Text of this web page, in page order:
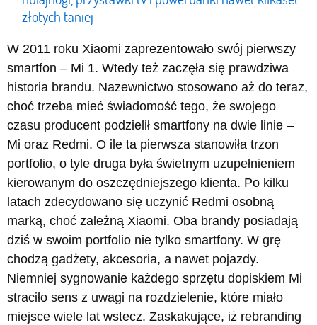
złotych taniej
W 2011 roku Xiaomi zaprezentowało swój pierwszy
smartfon – Mi 1. Wtedy też zaczęła się prawdziwa
historia brandu. Nazewnictwo stosowano aż do teraz,
choć trzeba mieć świadomość tego, że swojego
czasu producent podzielił smartfony na dwie linie –
Mi oraz Redmi. O ile ta pierwsza stanowiła trzon
portfolio, o tyle druga była świetnym uzupełnieniem
kierowanym do oszczędniejszego klienta. Po kilku
latach zdecydowano się uczynić Redmi osobną
marką, choć zależną Xiaomi. Oba brandy posiadają
dziś w swoim portfolio nie tylko smartfony. W grę
chodzą gadżety, akcesoria, a nawet pojazdy.
Niemniej sygnowanie każdego sprzętu dopiskiem Mi
straciło sens z uwagi na rozdzielenie, które miało
miejsce wiele lat wstecz. Zaskakujące, iż rebranding